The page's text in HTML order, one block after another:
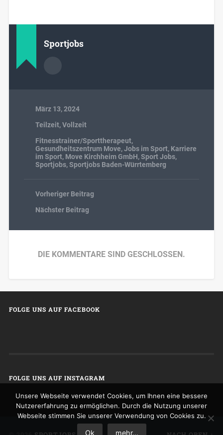
Sportjobs
März 13, 2024
Teilzeit,Vollzeit
Fitnesstrainer/Sporttherapeut,
Gesundheitszentrum Move,Jobs im Sport, Karriere
im Sport, Move Kirchheim GmbH,Sport Jobs,
Sportjobs,Sportjobs Baden-Würrtemberg
Vorheriger Beitrag
Nächster Beitrag
DIE KOMMENTARE SIND GESCHLOSSEN.
FOLGE UNS AUF FACEBOOK
FOLGE UNS AUF INSTAGRAM
Unsere Webseite verwendet Cookies, um Ihnen eine bessere
Nutzererfahrung zu ermöglichen. Durch die Nutzung unserer
Webseite stimmen Sie unserer Verwendung von Cookies zu.
Ok mehr...